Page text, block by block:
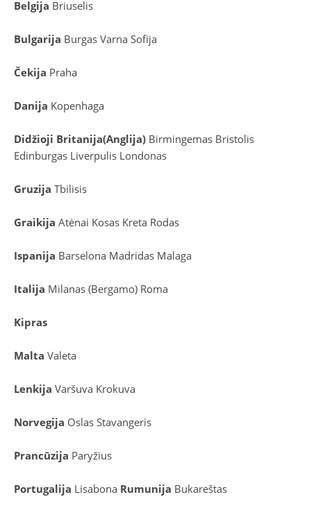
Belgija Briuselis
Bulgarija Burgas Varna Sofija
Čekija Praha
Danija Kopenhaga
Didžioji Britanija(Anglija) Birmingemas Bristolis
Edinburgas Liverpulis Londonas
Gruzija Tbilisis
Graikija Atėnai Kosas Kreta Rodas
Ispanija Barselona Madridas Malaga
Italija Milanas (Bergamo) Roma
Kipras
Malta Valeta
Lenkija Varšuva Krokuva
Norvegija Oslas Stavangeris
Prancūzija Paryžius
Portugalija Lisabona Rumunija Bukareštas